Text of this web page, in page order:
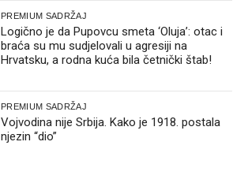
PREMIUM SADRŽAJ
Logično je da Pupovcu smeta ‘Oluja’: otac i
braća su mu sudjelovali u agresiji na
Hrvatsku, a rodna kuća bila četnički štab!
PREMIUM SADRŽAJ
Vojvodina nije Srbija. Kako je 1918. postala
njezin “dio”